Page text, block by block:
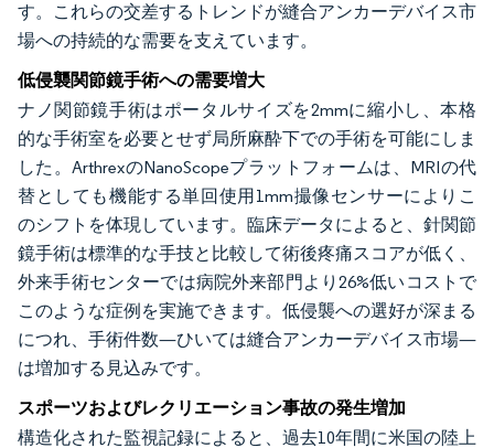
す。これらの交差するトレンドが縫合アンカーデバイス市
場への持続的な需要を支えています。
低侵襲関節鏡手術への需要増大
ナノ関節鏡手術はポータルサイズを2mmに縮小し、本格
的な手術室を必要とせず局所麻酔下での手術を可能にしま
した。ArthrexのNanoScopeプラットフォームは、MRIの代
替としても機能する単回使用1mm撮像センサーによりこ
のシフトを体現しています。臨床データによると、針関節
鏡手術は標準的な手技と比較して術後疼痛スコアが低く、
外来手術センターでは病院外来部門より26%低いコストで
このような症例を実施できます。低侵襲への選好が深まる
につれ、手術件数—ひいては縫合アンカーデバイス市場—
は増加する見込みです。
スポーツおよびレクリエーション事故の発生増加
構造化された監視記録によると、過去10年間に米国の陸上